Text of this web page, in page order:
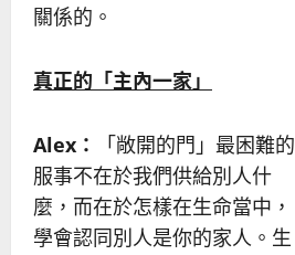
關係的。
真正的 「主內一家 」
Alex ：
「敞開的門」最困難的
服事不在於我們供給別人什
麼，而在於怎樣在生命當中，
學會認同別人是你的家人。生